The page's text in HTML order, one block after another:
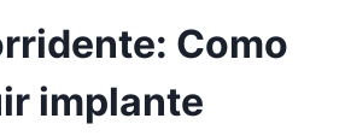
Como
implante